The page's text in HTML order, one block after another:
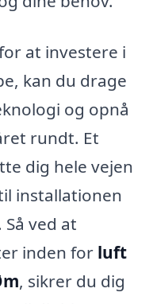
at investere i
kan du drage
og opnå
rundt. Et
dig hele vejen
installa­tionen
ved at
inden for luft
, sikrer du dig